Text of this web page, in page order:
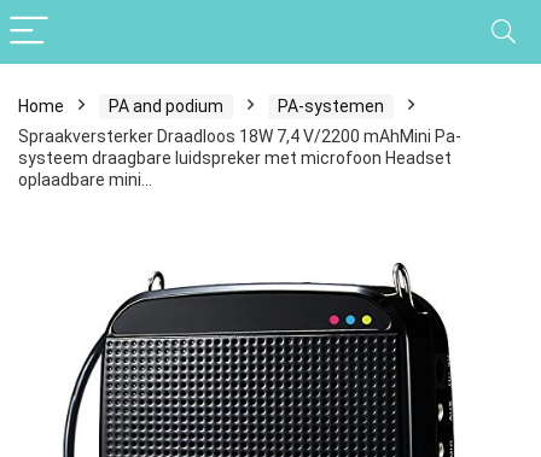
Home PA and podium
PA-systemen
Spraakversterker Draadloos 18W 7,4 V/2200 mAhMini Pa-
systeem draagbare luidspreker met microfoon Headset
oplaadbare mini…